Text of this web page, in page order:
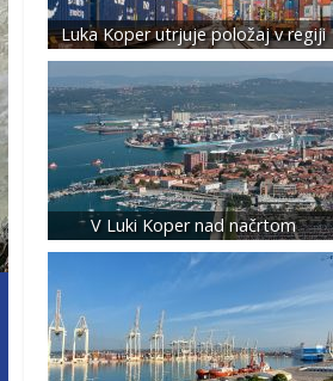
Luka Koper utrjuje položaj v regiji
V Luki Koper nad načrtom